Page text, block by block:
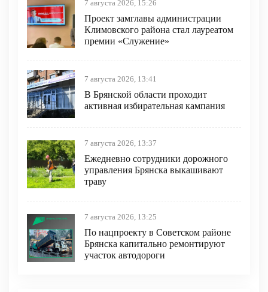
7 августа 2026, 15:26
Проект замглавы администрации
Климовского района стал лауреатом
премии «Служение»
7 августа 2026, 13:41
В Брянской области проходит
активная избирательная кампания
7 августа 2026, 13:37
Ежедневно сотрудники дорожного
управления Брянска выкашивают
траву
7 августа 2026, 13:25
По нацпроекту в Советском районе
Брянска капитально ремонтируют
участок автодороги